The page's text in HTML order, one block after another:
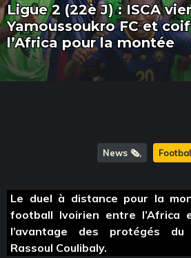
Ligue 2 (22è J) : ISCA
Yamoussoukro FC et
l’Africa pour la montée
News 🗞️
Le duel à distance pour la
football Ivoirien entre l’Africa
l’avantage des protégés du
Rassoul Coulibaly.